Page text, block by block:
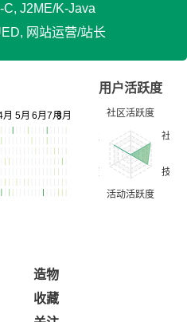
J2ME/K-Java
网站运营/站长
用户活跃度
造物
收藏